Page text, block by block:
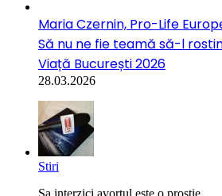
Maria Czernin, Pro-Life
Să nu ne fie teamă să-l
Viață București 2026
28.03.2026
Stiri
Sa interzici avortul este o prostie....